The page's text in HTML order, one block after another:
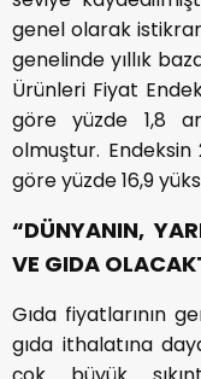
genel olarak
genelinde yıllık
Ürünleri Fiyat
göre yüzde 1,8
olmuştur. Endeksin
göre yüzde 16,9
“DÜNYANIN,
VE GIDA
Gıda fiyatlarının
gıda ithalatına